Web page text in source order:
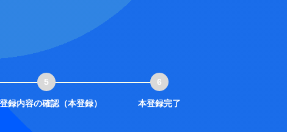
録内容の確認（本登録） 本登録完了